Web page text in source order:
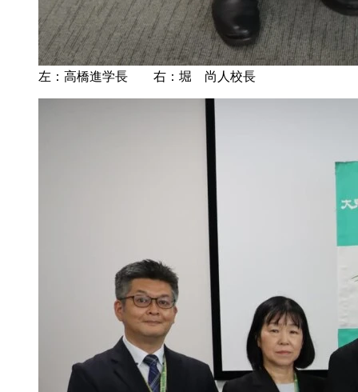
左：高橋進学長 右：堀 尚人校長